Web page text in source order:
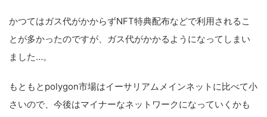
かつてはガス代がかからずNFT特典配布などで利用されるこ
とが多かったのですが、ガス代がかかるようになってしまい
ました…。
もともとpolygon市場はイーサリアムメインネットに比べて小
さいので、今後はマイナーなネットワークになっていくかも